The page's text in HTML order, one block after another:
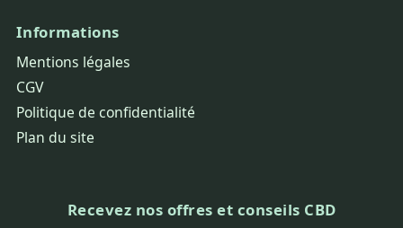
Informations
Mentions légales
CGV
Politique de confidentialité
Plan du site
Recevez nos offres et conseils CBD